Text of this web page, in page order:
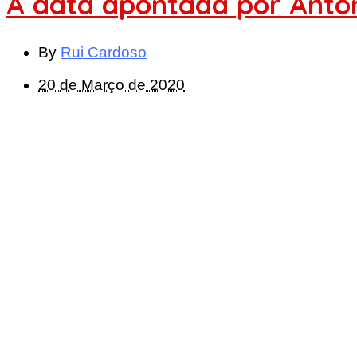
By Rui Cardoso
20 de Março de 2020